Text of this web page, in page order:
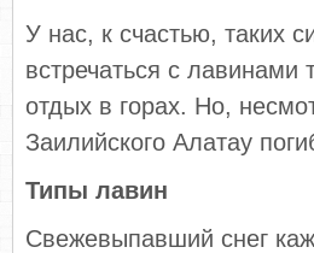
У нас, к счастью, таких
встречаться с лавинами
отдых в горах. Но,
Заилийского Алатау
Типы лавин
Свежевыпавший снег